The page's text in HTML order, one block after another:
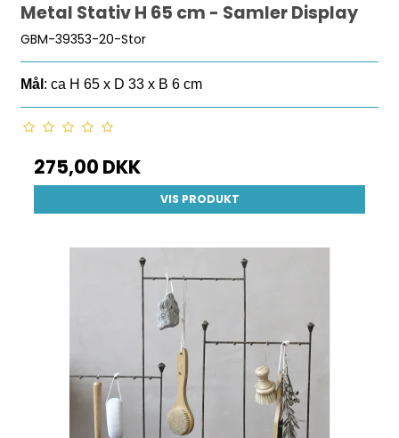
Metal Stativ H 65 cm - Samler Display
GBM-39353-20-Stor
Mål : ca H 65 x D 33 x B 6 cm
275,00 DKK
VIS PRODUKT